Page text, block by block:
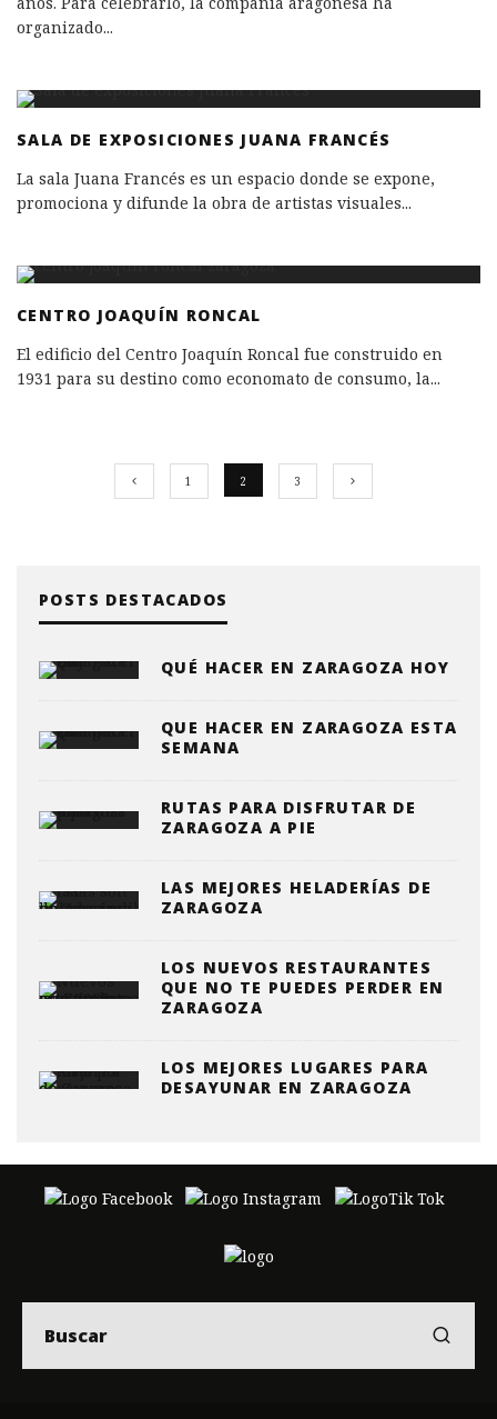
organizado...
SALA DE EXPOSICIONES JUANA FRANCÉS
La sala Juana Francés es un espacio donde se expone,
promociona y difunde la obra de artistas visuales...
CENTRO JOAQUÍN RONCAL
El edificio del Centro Joaquín Roncal fue construido en
1931 para su destino como economato de consumo, la...
1 2 3
POSTS DESTACADOS
QUÉ HACER EN ZARAGOZA HOY
QUE HACER EN ZARAGOZA ESTA
SEMANA
RUTAS PARA DISFRUTAR DE
ZARAGOZA A PIE
LAS MEJORES HELADERÍAS DE
ZARAGOZA
LOS NUEVOS RESTAURANTES
QUE NO TE PUEDES PERDER EN
ZARAGOZA
LOS MEJORES LUGARES PARA
DESAYUNAR EN ZARAGOZA